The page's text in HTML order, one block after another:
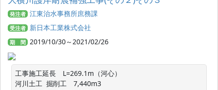
発注者 江東治水事務所庶務課
受注者 新日本工業株式会社
期 間 2019/10/30～2021/02/26
工事施工延長　L=269.1m（河心）
河川土工  掘削工　7,440m3